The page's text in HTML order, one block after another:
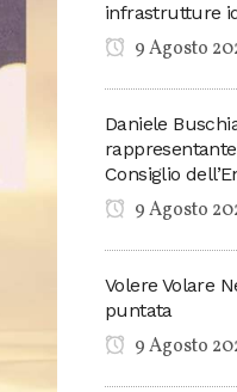
infrastrutture
9 Agosto
Daniele
Consiglio
9 Agosto
Volere Volare
puntata
9 Agosto